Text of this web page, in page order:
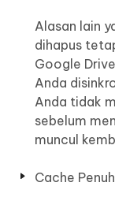
Alasan lain
dihapus
Google
Anda
Anda tidak
sebelum
muncul
Cache